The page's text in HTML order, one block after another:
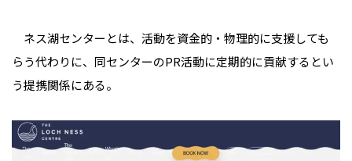
ネス湖センターとは、活動を資金的・物理的に支援しても
らう代わりに、同センターのPR活動に定期的に貢献するとい
う提携関係にある。